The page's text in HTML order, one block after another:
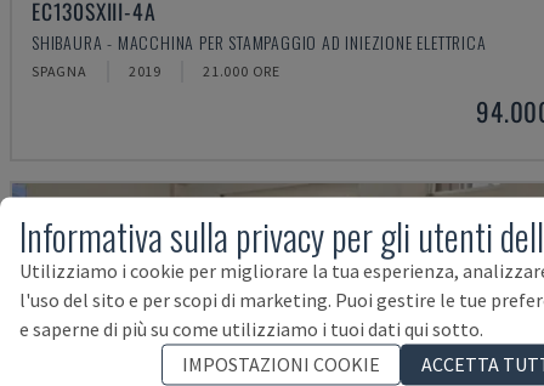
EC130SXIII-4A
SHIBAURA - MACCHINA PER STAMPAGGIO AD INIEZIONE ELETTRICA
SPAGNA 2019 21.000 ORE
Informativa sulla privacy per gli utenti
Utilizziamo i cookie per migliorare la tua esperienza,
l'uso del sito e per scopi di marketing. Puoi gestire le tue
e saperne di più su come utilizziamo i tuoi dati qui sotto.
IMPOSTAZIONI COOKIE
ACCETTA